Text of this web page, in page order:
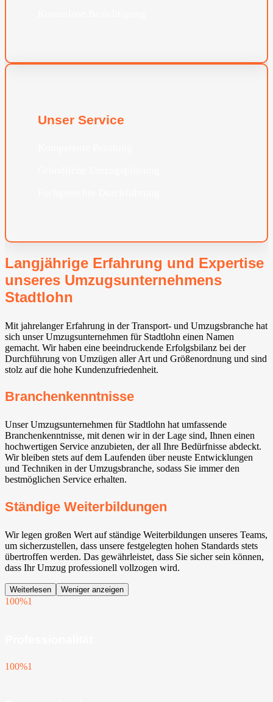
Unser Service
Langjährige Erfahrung und Expertise
unseres Umzugsunternehmens
Stadtlohn
Mit jahrelanger Erfahrung in der Transport- und Umzugsbranche hat
sich unser Umzugsunternehmen für Stadtlohn einen Namen
gemacht. Wir haben eine beeindruckende Erfolgsbilanz bei der
Durchführung von Umzügen aller Art und Größenordnung und sind
stolz auf die hohe Kundenzufriedenheit.
Branchenkenntnisse
Unser Umzugsunternehmen für Stadtlohn hat umfassende
Branchenkenntnisse, mit denen wir in der Lage sind, Ihnen einen
hochwertigen Service anzubieten, der all Ihre Bedürfnisse abdeckt.
Wir bleiben stets auf dem Laufenden über neuste Entwicklungen
und Techniken in der Umzugsbranche, sodass Sie immer den
bestmöglichen Service erhalten.
Ständige Weiterbildungen
Wir legen großen Wert auf ständige Weiterbildungen unseres Teams,
um sicherzustellen, dass unsere festgelegten hohen Standards stets
übertroffen werden. Das gewährleistet, dass Sie sicher sein können,
dass Ihr Umzug professionell vollzogen wird.
Weiterlesen Weniger anzeigen
100%1
100%1